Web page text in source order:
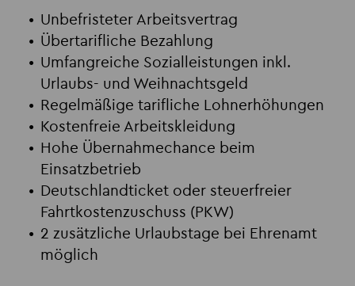
Unbefristeter Arbeitsvertrag
Übertarifliche Bezahlung
Umfangreiche Sozialleistungen inkl.
Urlaubs- und Weihnachtsgeld
Regelmäßige tarifliche Lohnerhöhungen
Kostenfreie Arbeitskleidung
Hohe Übernahmechance beim
Einsatzbetrieb
Deutschlandticket oder steuerfreier
Fahrtkostenzuschuss (PKW)
2 zusätzliche Urlaubstage bei Ehrenamt
möglich